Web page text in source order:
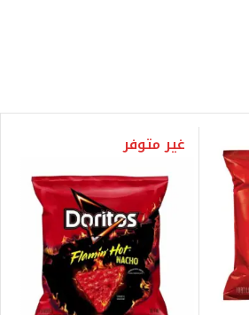
غير متوفر